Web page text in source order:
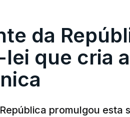
da
que cria
promulgou